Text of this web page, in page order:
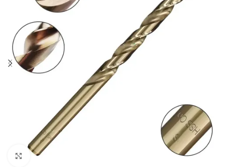
Click to enlarge